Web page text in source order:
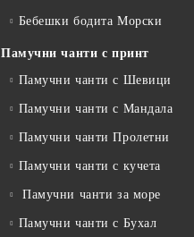
Бебешки бодита Морски
Памучни чанти с принт
Памучни чанти с Шевици
Памучни чанти с Мандала
Памучни чанти Пролетни
Памучни чанти с кучета
Памучни чанти за море
Памучни чанти с Бухал